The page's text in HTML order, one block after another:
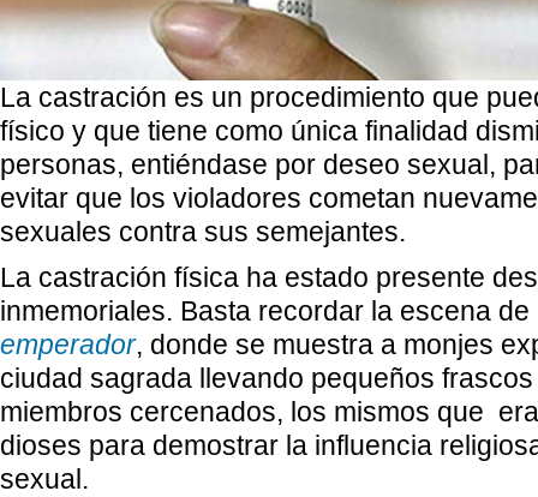
La castración es un procedimiento que
físico y que tiene como única finalidad
personas, entiéndase por deseo sexual,
evitar que los violadores cometan
sexuales contra sus semejantes.
La castración física ha estado presente
inmemoriales. Basta recordar la escena
emperador, donde se muestra a monjes
ciudad sagrada llevando pequeños
miembros cercenados, los mismos que
dioses para demostrar la influencia
sexual.